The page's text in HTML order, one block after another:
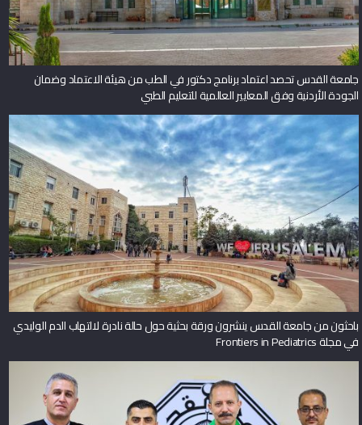
جامعة القدس تحصد اعتماد برنامج دكتور في الطب من هيئة الاعتماد وضمان
الجودة الأردنية وفق المعايير العالمية للتعليم الطبي
باحثون من جامعة القدس ينشرون ورقة بحثية حول حالة نادرة لالتهاب الدم الوليدي
في مجلة Frontiers in Pediatrics